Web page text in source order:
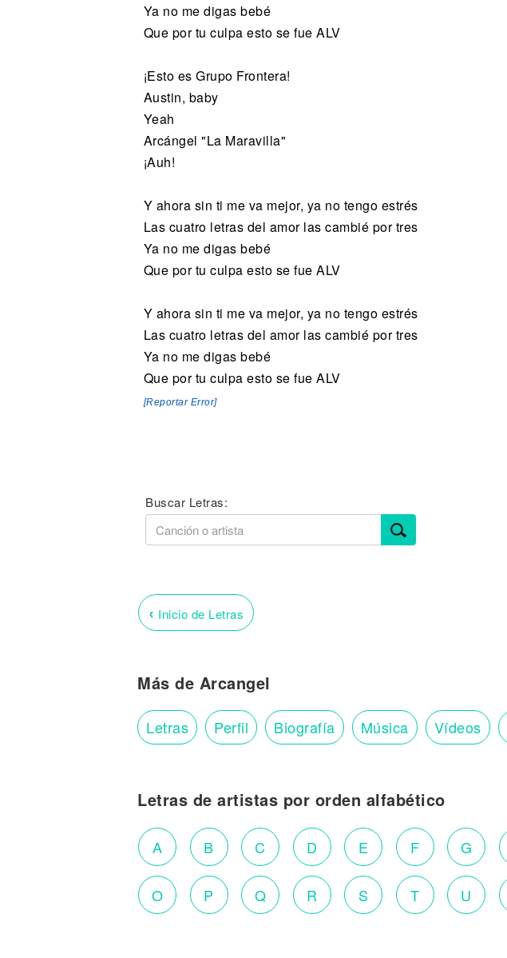
Ya no me digas bebé
Que por tu culpa esto se fue ALV
¡Esto es Grupo Frontera!
Austin, baby
Yeah
Arcángel "La Maravilla"
¡Auh!
Y ahora sin ti me va mejor, ya no tengo estrés
Las cuatro letras del amor las cambié por tres
Ya no me digas bebé
Que por tu culpa esto se fue ALV
Y ahora sin ti me va mejor, ya no tengo estrés
Las cuatro letras del amor las cambié por tres
Ya no me digas bebé
Que por tu culpa esto se fue ALV
[Reportar Error]
Buscar Letras:
‹ Inicio de Letras
Más de Arcangel
Letras Perfil Biografía Música Vídeos
Letras de artistas por orden alfabético
A B C D E F G
O P Q R S T U